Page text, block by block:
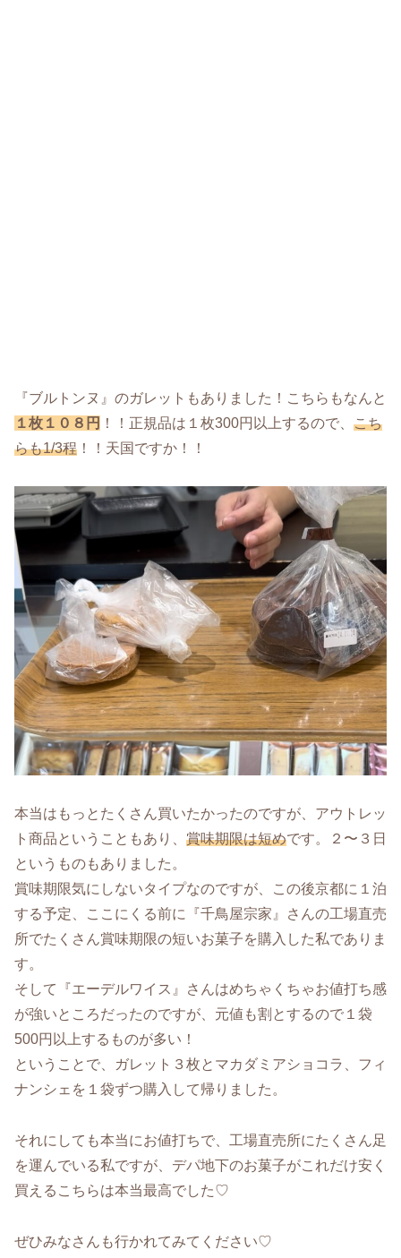
『ブルトンヌ』のガレットもありました！こちらもなんと
１枚１０８円 ！！正規品は１枚300円以上するので、 こち
らも1/3程 ！！天国ですか！！
本当はもっとたくさん買いたかったのですが、アウトレッ
ト商品ということもあり、 賞味期限は短めです。２〜３日
というものもありました。
賞味期限気にしないタイプなのですが、この後京都に１泊
する予定、ここにくる前に『千鳥屋宗家』さんの工場直売
所でたくさん賞味期限の短いお菓子を購入した私でありま
す。
そして『エーデルワイス』さんはめちゃくちゃお値打ち感
が強いところだったのですが、元値も割とするので１袋
500円以上するものが多い！
ということで、ガレット３枚とマカダミアショコラ、フィ
ナンシェを１袋ずつ購入して帰りました。
それにしても本当にお値打ちで、工場直売所にたくさん足
を運んでいる私ですが、デパ地下のお菓子がこれだけ安く
買えるこちらは本当最高でした♡
ぜひみなさんも行かれてみてください♡